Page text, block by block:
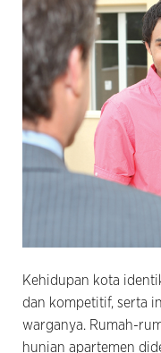
Kehidupan kota
dan kompetitif, serta
warganya. Rumah-
hunian apartemen